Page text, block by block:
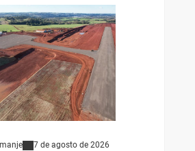
7 de agosto de 2026